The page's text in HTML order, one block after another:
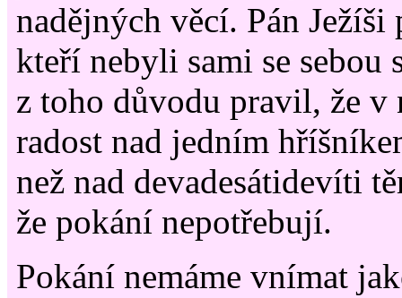
nadějných věcí. Pán
kteří nebyli sami se sebou
z toho důvodu pravil, že v
radost nad jedním
než nad devadesátidevíti
že pokání nepotřebují.
Pokání nemáme vnímat